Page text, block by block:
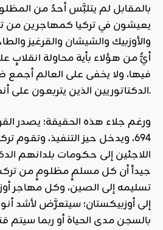
بالمقابل لم يتلبَّس أحدٌ من
يعيشون في تركيا كمهاجرين من
والأوزبيك والشيشان والقرغيز
أيٌّ من هؤلاء بأية محاولة انقلابٍ
فيها، ولا يخفى على العالم أجمع
الدكتاتوريين الذين يتربعون على أنظمة بلادهم.
ورغم جلاء هذه الحقيقة؛ يصدر
694، ويدخل حيز التنفيذ، وتقوم
اللاجئين إلى حكومات بلدانهم
جيداً أن كل مسلمٍ مظلومٍ من
تسليمه إلى الصين، وكل مهاجر
إلى أوزبيكستان؛ سيتعرَّض لأشد
بالسجن مدى الحياة أو ربما